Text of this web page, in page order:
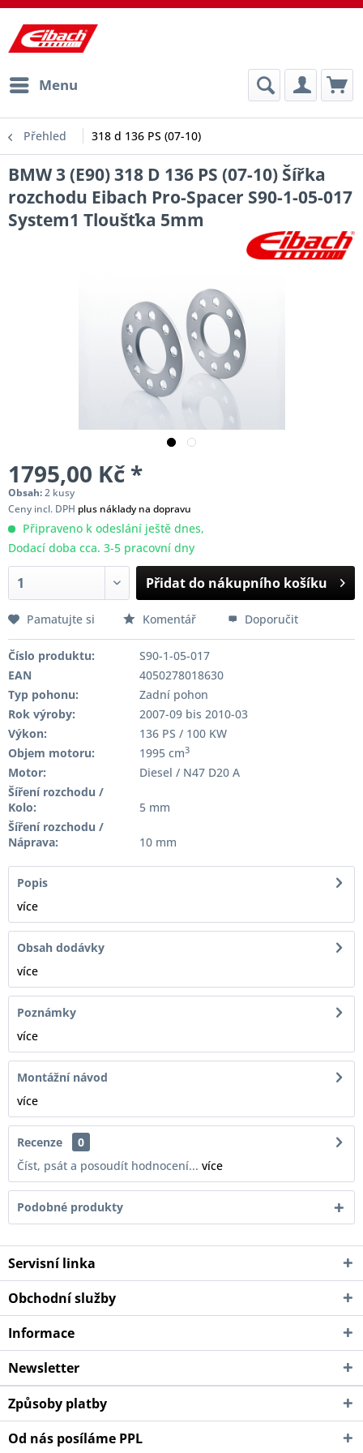
Menu
Přehled 318 d 136 PS (07-10)
BMW 3 (E90) 318 D 136 PS (07-10) Šířka
rozchodu Eibach Pro-Spacer S90-1-05-017
System1 Tloušťka 5mm
1795,00 Kč *
Obsah:2 kusy
Ceny incl. DPH plus náklady na dopravu
Připraveno k odeslání ještě dnes,
Dodací doba cca. 3-5 pracovní dny
Přidat do nákupního košíku
Pamatujte si Komentář Doporučit
Číslo produktu:
S90-1-05-017
EAN
4050278018630
Typ pohonu:
Zadní pohon
Rok výroby:
2007-09 bis 2010-03
Výkon:
136 PS / 100 KW
Objem motoru:
1995 cm3
Motor:
Diesel / N47 D20 A
Šíření rozchodu /
Kolo:
5 mm
Šíření rozchodu /
Náprava:
10 mm
Popis
více
Obsah dodávky
více
Poznámky
více
Montážní návod
více
Recenze
0
Číst, psát a posoudít hodnocení... více
Podobné produkty
Servisní linka
Obchodní služby
Informace
Newsletter
Způsoby platby
Od nás posíláme PPL